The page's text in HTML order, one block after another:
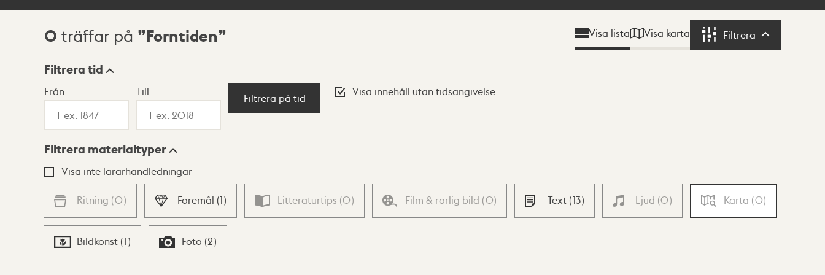
Sökresultat
0 träffar på Forntiden Visa lista Visa karta Filtrera Filtrera
Visningsläge
Lista Karta
Filtrera tid
Från Till
Filtrera på tid
Visa innehåll utan tidsangivelse
Filtrera materialtyper
Visa inte lärarhandledningar
Ritning (0) Föremål (1) Litteraturtips (0) Film & rörlig bild (0) Text (13) Ljud (0) Karta (0)
Bildkonst (1) Foto (2)